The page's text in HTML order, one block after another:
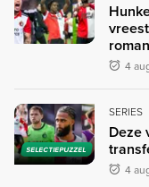
4
SELECTIEPUZZEL
SERIES
Deze
4